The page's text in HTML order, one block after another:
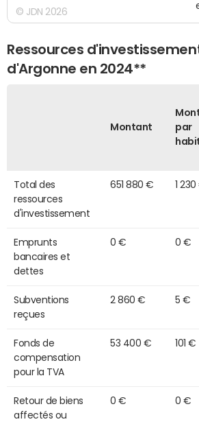
© JDN 2026
Ressources
d'Argonne en 2024**
Montant
par
Total des
ressources
d'investissement
651 880 € 1
Emprunts
bancaires et
dettes
0 € 0 €
Subventions
reçues
2 860 € 5 €
Fonds de
compensation
pour la TVA
53 400 € 101 €
Retour de biens
affectés ou
0 € 0 €